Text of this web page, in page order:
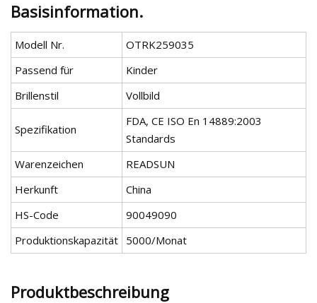
Basisinformation.
Modell Nr.
OTRK259035
Passend für
Kinder
Brillenstil
Vollbild
Spezifikation
FDA, CE ISO En 14889:2003
Standards
Warenzeichen
READSUN
Herkunft
China
HS-Code
90049090
Produktionskapazität 5000/Monat
Produktbeschreibung